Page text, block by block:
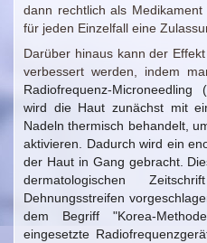
dann rechtlich als
für jeden Einzelfall eine
Darüber hinaus kann der
verbessert werden, indem
Radiofrequenz-Microneedling (
wird die Haut zunächst mit
Nadeln thermisch behandelt,
aktivieren. Dadurch wird ein
der Haut in Gang gebracht.
dermatologischen
Dehnungsstreifen
dem Begriff "Korea-
eingesetzte